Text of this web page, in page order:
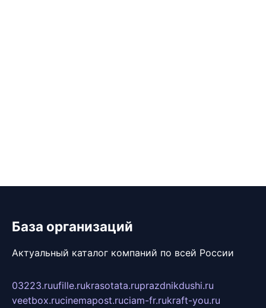
База организаций
Актуальный каталог компаний по всей России
03223.ruufille.rukrasotata.ruprazdnikdushi.ru
veetbox.rucinemapost.ruciam-fr.rukraft-you.ru